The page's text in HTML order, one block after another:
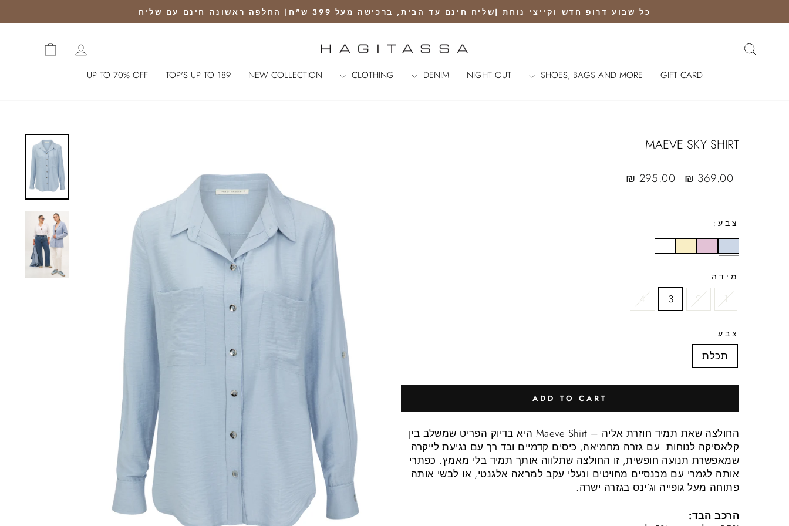
Pause
כל שבוע דרופ חדש וקייצי נוחת |שליח חינם עד הבית, ברכישה מעל 399 ש"ח| החלפה ראשונה חינם עם שליח
כניסה לחשבון
GIFT CARD
SHOES, BAGS AND MORE
NIGHT OUT
DENIM
CLOTHING
NEW COLLECTION
TOP'S UP TO 189
UP TO 70% OFF
MAEVE SKY SHIRT
Regular
369.00 ₪
Sale
295.00 ₪
צבע:
מידה
1
2
3
4
צבע
תכלת
ADD TO CART
החולצה שאת תמיד חוזרת אליה – Maeve Shirt היא בדיוק הפריט שמשלב בין
קלאסיקה לנוחות. עם גזרה מחמיאה, כיסים קדמיים ובד רך עם נגיעת לייקרה
שמאפשרת תנועה חופשית, זו החולצה שתלווה אותך תמיד בלי מאמץ. כפתרי
אותה לגמרי עם מכנסיים מחויטים ונעלי עקב למראה אלגנטי, או לבשי אותה
פתוחה מעל גופייה וג’ינס בגזרה ישרה.
הרכב הבד: